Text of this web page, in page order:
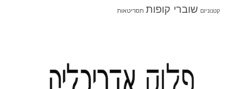
קטנוניזם שוברי קופות תסריטאות